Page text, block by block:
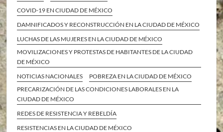
COVID-19 EN CIUDAD DE MÉXICO
DAMNIFICADOS Y RECONSTRUCCIÓN EN LA CIUDAD DE MÉXICO
LUCHAS DE LAS MUJERES EN LA CIUDAD DE MÉXICO
MOVILIZACIONES Y PROTESTAS DE HABITANTES DE LA CIUDAD
DE MÉXICO
NOTICIAS NACIONALES
POBREZA EN LA CIUDAD DE MÉXICO
PRECARIZACIÓN DE LAS CONDICIONES LABORALES EN LA
CIUDAD DE MÉXICO
REDES DE RESISTENCIA Y REBELDÍA
RESISTENCIAS EN LA CIUDAD DE MÉXICO